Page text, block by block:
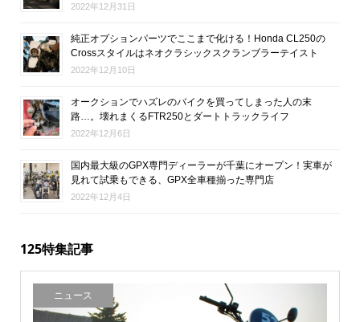
2022年12月31日
純正オプションパーツでここまで化ける！Honda CL250の
Crossスタイルはネオクラシックスクランブラーテイスト
2022年12月10日
オークションでハズレのバイクを買ってしまった人の末
路…。壊れまくるFTR250とダートトラックライフ
2022年12月6日
国内最大級のGPX専門ディーラーが千葉にオープン！実車が
見れて試乗もできる、GPX全車種揃った専門店
2022年12月4日
125特集記事
ニュース